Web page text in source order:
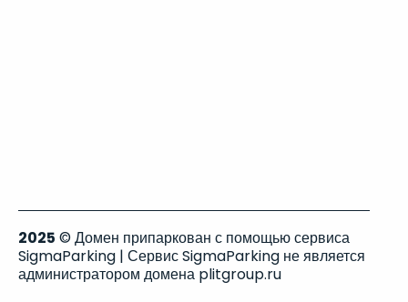
2025 © Домен припаркован с помощью сервиса
SigmaParking | Сервис SigmaParking не является
администратором домена plitgroup.ru